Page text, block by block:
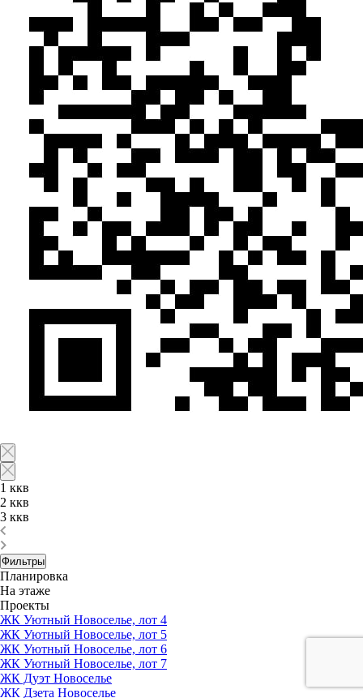
1 ккв
2 ккв
3 ккв
Фильтры
Планировка
На этаже
Проекты
ЖК Уютный Новоселье, лот 4
ЖК Уютный Новоселье, лот 5
ЖК Уютный Новоселье, лот 6
ЖК Уютный Новоселье, лот 7
ЖК Дуэт Новоселье
ЖК Дзета Новоселье